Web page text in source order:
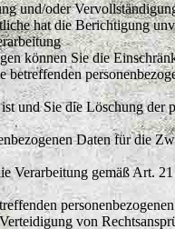
und/oder
hat die Berichtigung
können Sie die
und Sie die Löschung der
Daten für die
Verarbeitung gemäß Art.
von